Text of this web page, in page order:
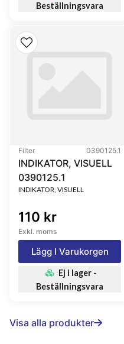
Beställningsvara
Filter 0390125.1
INDIKATOR, VISUELL
0390125.1
INDIKATOR, VISUELL
110 kr
Exkl. moms
Lägg I Varukorgen
Ej i lager -
Beställningsvara
Visa alla produkter